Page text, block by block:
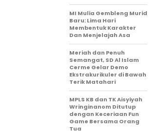
MI Mulia Gembleng Murid
Baru: Lima Hari
Membentuk Karakter
Dan Menjelajah Asa
Meriah dan Penuh
Semangat, SD Al Islam
Cerme Gelar Demo
Ekstrakurikuler di Bawah
Terik Matahari
MPLS KB dan TK Aisyiyah
Wringinanom Ditutup
dengan Keceriaan Fun
Game Bersama Orang
Tua